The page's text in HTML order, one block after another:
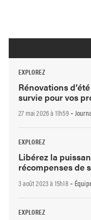
EXPLOREZ
Rénovations
survie pour vos
27 mai 2026 à 11h59-
EXPLOREZ
Libérez la
récompenses de
3 août 2023 à 15h18-
EXPLOREZ